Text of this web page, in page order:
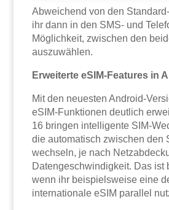
Abweichend von den
ihr dann in den SMS- und
Möglichkeit, zwischen den
auszuwählen.
Erweiterte eSIM-Features in
Mit den neuesten Android-
eSIM-Funktionen deutlich
16 bringen intelligente SIM-
die automatisch zwischen den
wechseln, je nach
Datengeschwindigkeit. Das ist
wenn ihr beispielsweise eine
internationale eSIM parallel